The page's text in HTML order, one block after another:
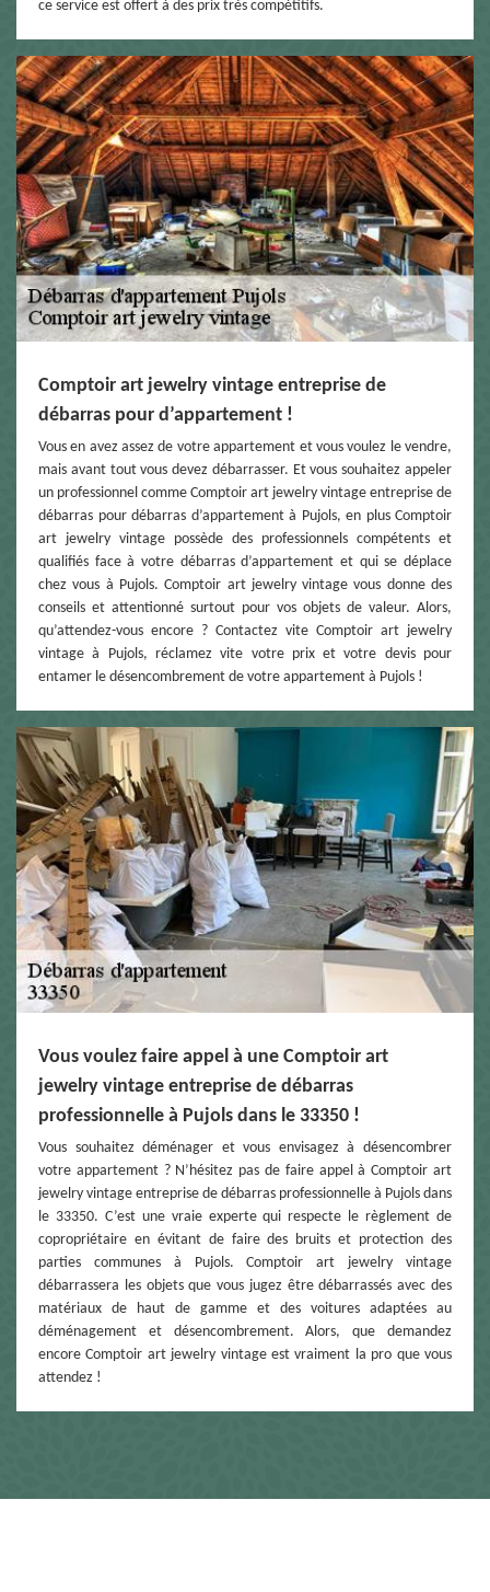
ce service est offert à des prix très compétitifs.
Comptoir art jewelry vintage entreprise de
débarras pour d’appartement !
Vous en avez assez de votre appartement et vous voulez le vendre,
mais avant tout vous devez débarrasser. Et vous souhaitez appeler
un professionnel comme Comptoir art jewelry vintage entreprise de
débarras pour débarras d’appartement à Pujols, en plus Comptoir
art jewelry vintage possède des professionnels compétents et
qualifiés face à votre débarras d’appartement et qui se déplace
chez vous à Pujols. Comptoir art jewelry vintage vous donne des
conseils et attentionné surtout pour vos objets de valeur. Alors,
qu’attendez-vous encore ? Contactez vite Comptoir art jewelry
vintage à Pujols, réclamez vite votre prix et votre devis pour
entamer le désencombrement de votre appartement à Pujols !
Vous voulez faire appel à une Comptoir art
jewelry vintage entreprise de débarras
professionnelle à Pujols dans le 33350 !
Vous souhaitez déménager et vous envisagez à désencombrer
votre appartement ? N’hésitez pas de faire appel à Comptoir art
jewelry vintage entreprise de débarras professionnelle à Pujols dans
le 33350. C’est une vraie experte qui respecte le règlement de
copropriétaire en évitant de faire des bruits et protection des
parties communes à Pujols. Comptoir art jewelry vintage
débarrassera les objets que vous jugez être débarrassés avec des
matériaux de haut de gamme et des voitures adaptées au
déménagement et désencombrement. Alors, que demandez
encore Comptoir art jewelry vintage est vraiment la pro que vous
attendez !